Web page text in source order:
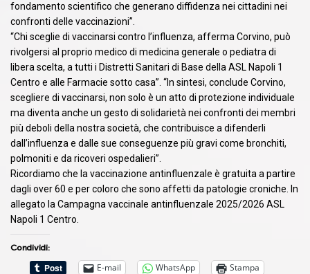
fondamento scientifico che generano diffidenza nei cittadini nei
confronti delle vaccinazioni”.
“Chi sceglie di vaccinarsi contro l’influenza, afferma Corvino, può
rivolgersi al proprio medico di medicina generale o pediatra di
libera scelta, a tutti i Distretti Sanitari di Base della ASL Napoli 1
Centro e alle Farmacie sotto casa”. “In sintesi, conclude Corvino,
scegliere di vaccinarsi, non solo è un atto di protezione individuale
ma diventa anche un gesto di solidarietà nei confronti dei membri
più deboli della nostra società, che contribuisce a difenderli
dall’influenza e dalle sue conseguenze più gravi come bronchiti,
polmoniti e da ricoveri ospedalieri”.
Ricordiamo che la vaccinazione antinfluenzale è gratuita a partire
dagli over 60 e per coloro che sono affetti da patologie croniche. In
allegato la Campagna vaccinale antinfluenzale 2025/2026 ASL
Napoli 1 Centro.
Condividi:
E-mail
WhatsApp Stampa